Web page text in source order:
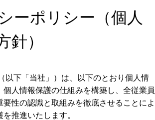
ーポリシー（個人
針）
以下「当社」）は、以下のとおり個人情
個人情報保護の仕組みを構築し、全従業員
要性の認識と取組みを徹底させることによ
推進いたします。